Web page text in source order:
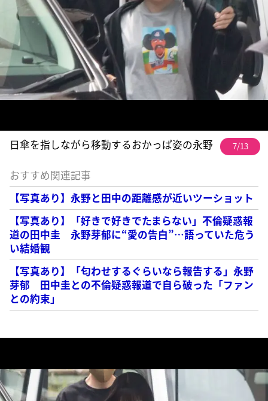
日傘を指しながら移動するおかっぱ姿の永野 7/13
おすすめ関連記事
【写真あり】永野と田中の距離感が近いツーショット
【写真あり】「好きで好きでたまらない」不倫疑惑報
道の田中圭 永野芽郁に“愛の告白”…語っていた危う
い結婚観
【写真あり】「匂わせするぐらいなら報告する」永野
芽郁 田中圭との不倫疑惑報道で自ら破った「ファン
との約束」